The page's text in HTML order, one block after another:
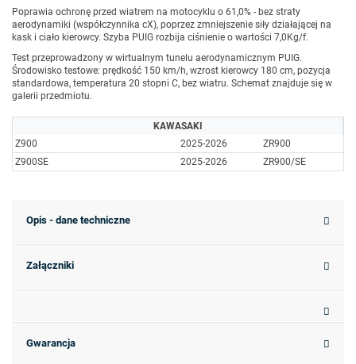
Poprawia ochronę przed wiatrem na motocyklu o 61,0% - bez straty
aerodynamiki (współczynnika cX), poprzez zmniejszenie siły działającej na
kask i ciało kierowcy. Szyba PUIG rozbija ciśnienie o wartości 7,0Kg/f.
Test przeprowadzony w wirtualnym tunelu aerodynamicznym PUIG.
Środowisko testowe: prędkość 150 km/h, wzrost kierowcy 180 cm, pozycja
standardowa, temperatura 20 stopni C, bez wiatru. Schemat znajduje się w
galerii przedmiotu.
KAWASAKI
Z900
2025-2026
ZR900
Z900SE
2025-2026 ZR900/SE
Opis - dane techniczne
Załączniki
Gwarancja